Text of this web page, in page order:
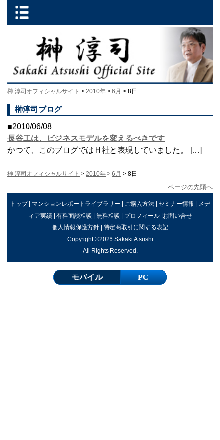
榊 淳司オフィシャルサイト > 2010年 > 6月 > 8日
榊淳司ブログ
■2010/06/08
長谷工は、ビジネスモデルを変えるべきです
かつて、このブログではＨ社と表現していました。 […]
榊 淳司オフィシャルサイト > 2010年 > 6月 > 8日
ページの先頭へ
トップ| マンションレポートライブラリー | ご購入方法 | セミナー情報 | メデ
ィア実績| 有料面談相談 | 無料相談 | プロフィール|お問い合せ
個人情報保護方針| 特定商取引に関する表記
Copyright ©2026 Sakaki Atsushi
All Rights Reserved.
モバイル PC